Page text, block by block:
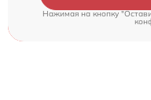
Нажимая на кнопку